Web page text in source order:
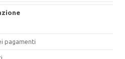
pagamenti